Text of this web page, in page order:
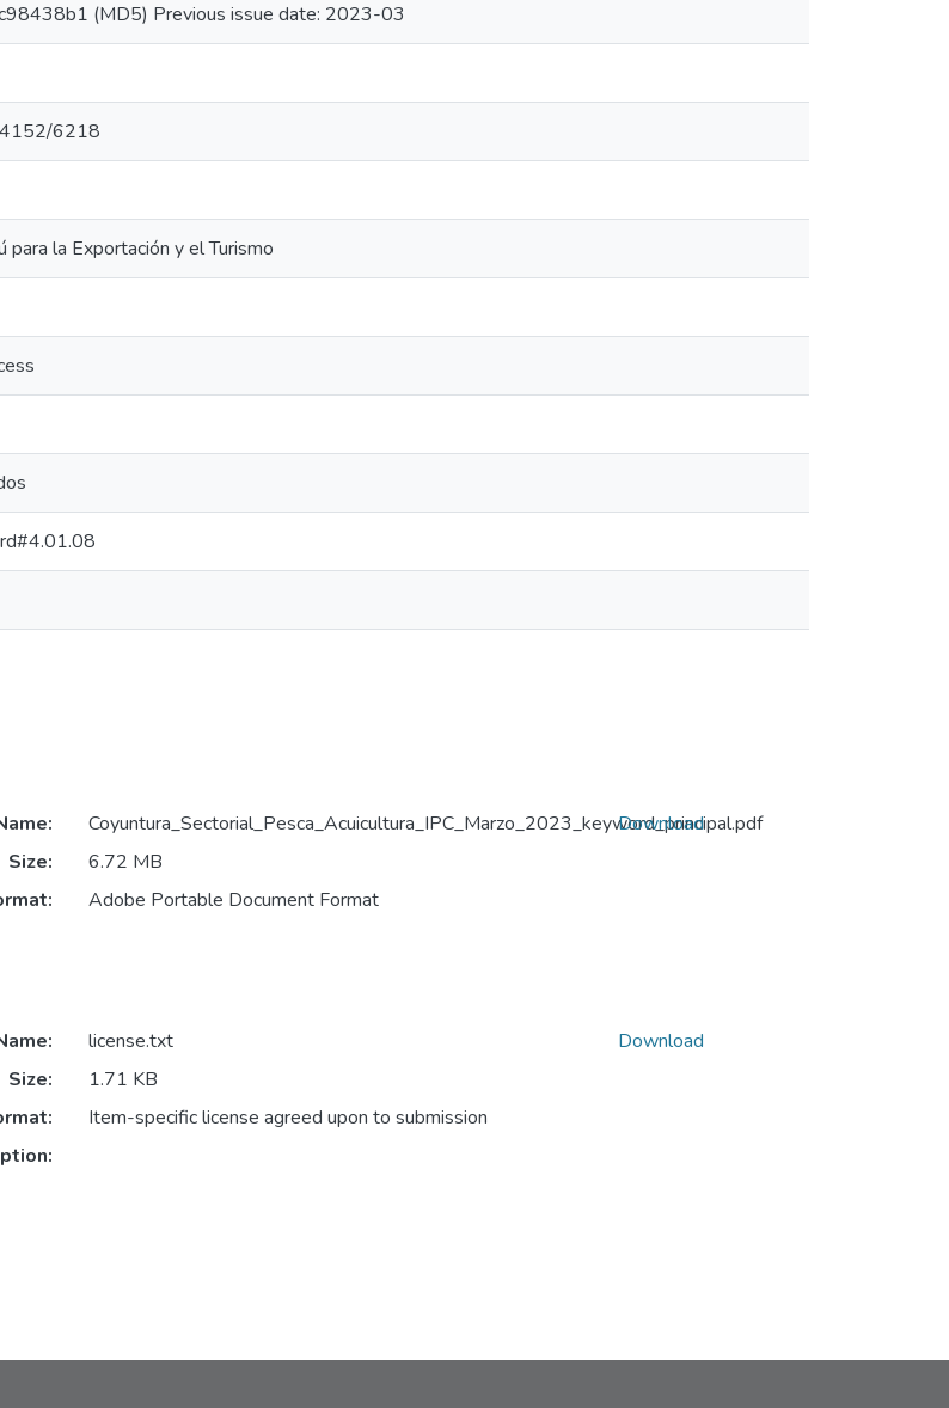
(MD5) Previous issue date: 2023-03
6218
la Exportación y el Turismo
Coyuntura_Sectorial_Pesca_Acuicultura_IPC_Marzo_2023_keyword_principal.pdf
Size:
6.72 MB
Adobe Portable Document Format
Download
license.txt
Size:
1.71 KB
Item-specific license agreed upon to submission
Download